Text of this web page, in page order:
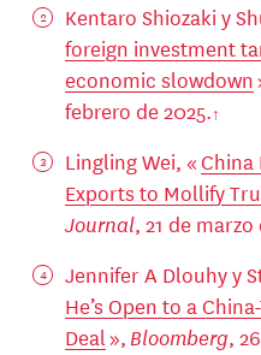
Kentaro Shiozaki y
foreign investment
economic slowdown
febrero de 2025.
Lingling Wei, «China
Exports to Mollify
Journal, 21 de marzo
Jennifer A Dlouhy y
He’s Open to a
Deal »,Bloomberg,